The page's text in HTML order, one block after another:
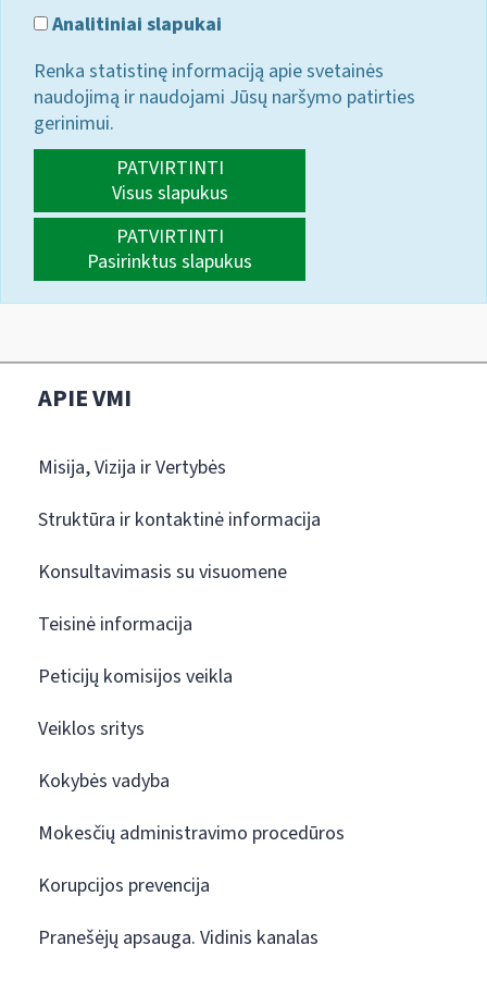
Analitiniai slapukai
Renka statistinę informaciją apie svetainės
naudojimą ir naudojami Jūsų naršymo patirties
gerinimui.
PATVIRTINTI
Visus slapukus
PATVIRTINTI
Pasirinktus slapukus
APIE VMI
Misija, Vizija ir Vertybės
Struktūra ir kontaktinė informacija
Konsultavimasis su visuomene
Teisinė informacija
Peticijų komisijos veikla
Veiklos sritys
Kokybės vadyba
Mokesčių administravimo procedūros
Korupcijos prevencija
Pranešėjų apsauga. Vidinis kanalas